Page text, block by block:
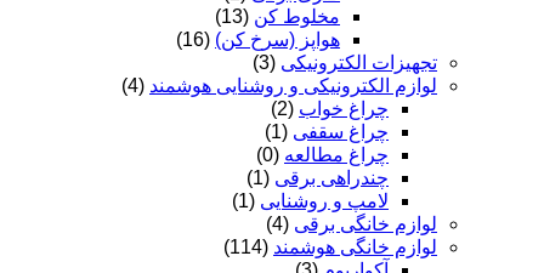
مخلوط کن (13)
هواپز (سرخ کن) (16)
تجهیزات الکترونیکی (3)
لوازم الکترونیکی و روشنایی هوشمند (4)
چراغ خواب (2)
چراغ سقفی (1)
چراغ مطالعه (0)
چندراهی برقی (1)
لامپ و روشنایی (1)
لوازم خانگی برقی (4)
لوازم خانگی هوشمند (114)